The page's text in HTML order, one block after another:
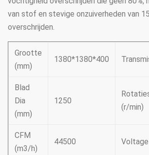
van stof en stevige onzuiverheden van
overschrijden.
Grootte
(mm)
1380*1380*400
Blad
Dia
(mm)
1250
(r/min)
CFM
(m3/h)
44500